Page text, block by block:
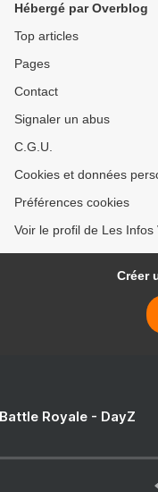
Hébergé par Overblog
Top articles
Pages
Contact
Signaler un abus
C.G.U.
Cookies et données
Préférences cookies
Voir le profil de Les
Créer
Royale - DayZ